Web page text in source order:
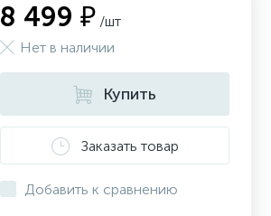
8 499 ₽ /шт
Нет в наличии
Купить
Заказать товар
Добавить к сравнению